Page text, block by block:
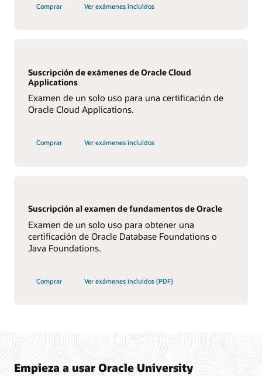
Comprar Ver exámenes incluidos
Suscripción de exámenes de Oracle Cloud
Applications
Examen de un solo uso para una certificación de
Oracle Cloud Applications.
Comprar Ver exámenes incluidos
Suscripción al examen de fundamentos de Oracle
Examen de un solo uso para obtener una
certificación de Oracle Database Foundations o
Java Foundations.
Comprar Ver exámenes incluidos (PDF)
Empieza a usar Oracle University